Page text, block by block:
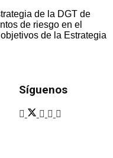
de la DGT de
de riesgo en el
de la Estrategia
Síguenos